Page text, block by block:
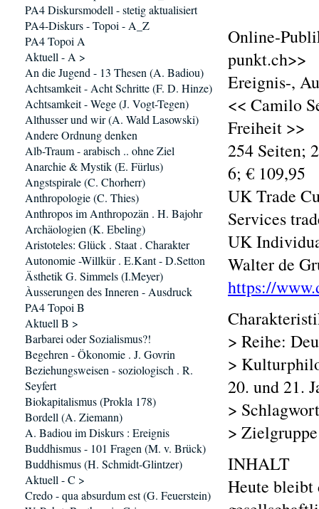
Online-
punkt.ch>>
Ereignis-,
<< Camilo
Freiheit >>
254 Seiten;
6; € 109,95
UK Trade
Services
UK
Walter de
https://
> Reihe:
>
20. und 21.
>
>
INHALT
Heute
PA4 Diskursmodell - stetig aktualisiert
PA4-Diskurs - Topoi - A_Z
PA4 Topoi A
Aktuell - A >
An die Jugend - 13 Thesen (A. Badiou)
Achtsamkeit - Acht Schritte (F. D. Hinze)
Achtsamkeit - Wege (J. Vogt-Tegen)
Althusser und wir (A. Wald Lasowski)
Andere Ordnung denken
Alb-Traum - arabisch .. ohne Ziel
Anarchie & Mystik (E. Fürlus)
Angstspirale (C. Chorherr)
Anthropologie (C. Thies)
Anthropos im Anthropozän . H. Bajohr
Archäologien (K. Ebeling)
Aristoteles: Glück . Staat . Charakter
Autonomie -Willkür . E.Kant - D.Setton
Ästhetik G. Simmels (I.Meyer)
Àusserungen des Inneren - Ausdruck
PA4 Topoi B
Aktuell B >
Barbarei oder Sozialismus?!
Begehren - Ökonomie . J. Govrin
Beziehungsweisen - soziologisch . R.
Seyfert
Biokapitalismus (Prokla 178)
Bordell (A. Ziemann)
A. Badiou im Diskurs : Ereignis
Buddhismus - 101 Fragen (M. v. Brück)
Buddhismus (H. Schmidt-Glintzer)
Aktuell - C >
Credo - qua absurdum est (G. Feuerstein)